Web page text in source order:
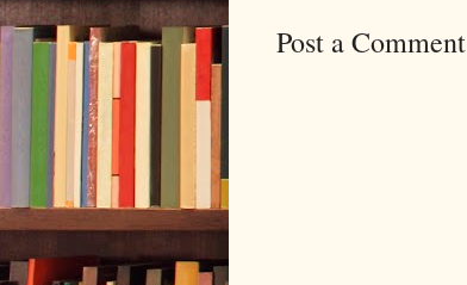
Post a Comment